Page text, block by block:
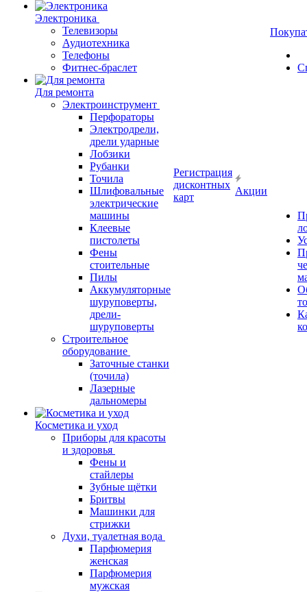
Электроника
Телевизоры
Аудиотехника
Телефоны
Фитнес-браслет
Для ремонта
Электроинструмент
Перфораторы
Электродрели,
дрели ударные
Лобзики
Рубанки
Точила
Шлифовальные
электрические
машины
Клеевые
пистолеты
Фены
стоительные
Пилы
Аккумуляторные
шуруповерты,
дрели-
шуруповерты
Строительное
оборудование
Заточные станки
(точила)
Лазерные
дальномеры
Косметика и уход
Приборы для красоты
и здоровья
Фены и
стайлеры
Зубные щётки
Бритвы
Машинки для
стрижки
Духи, туалетная вода
Парфюмерия
женская
Парфюмерия
мужская
Регистрация
дисконтных
карт
Акции